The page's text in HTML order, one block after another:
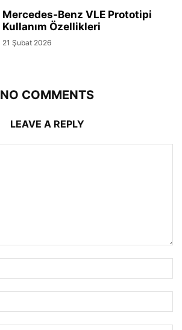
Mercedes-Benz VLE Prototipi
Kullanım Özellikleri
21 Şubat 2026
NO COMMENTS
LEAVE A REPLY